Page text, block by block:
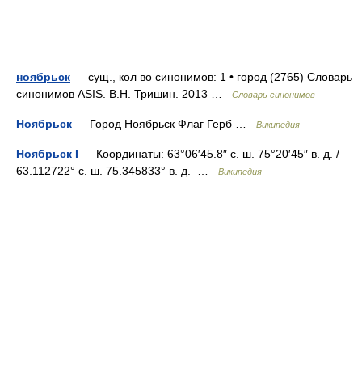
ноябрьск — сущ., кол во синонимов: 1 • город (2765) Словарь
синонимов ASIS. В.Н. Тришин. 2013 …
Словарь синонимов
Ноябрьск — Город Ноябрьск Флаг Герб … Википедия
Ноябрьск I — Координаты: 63°06′45.8″ с. ш. 75°20′45″ в. д. /
63.112722° с. ш. 75.345833° в. д. …
Википедия